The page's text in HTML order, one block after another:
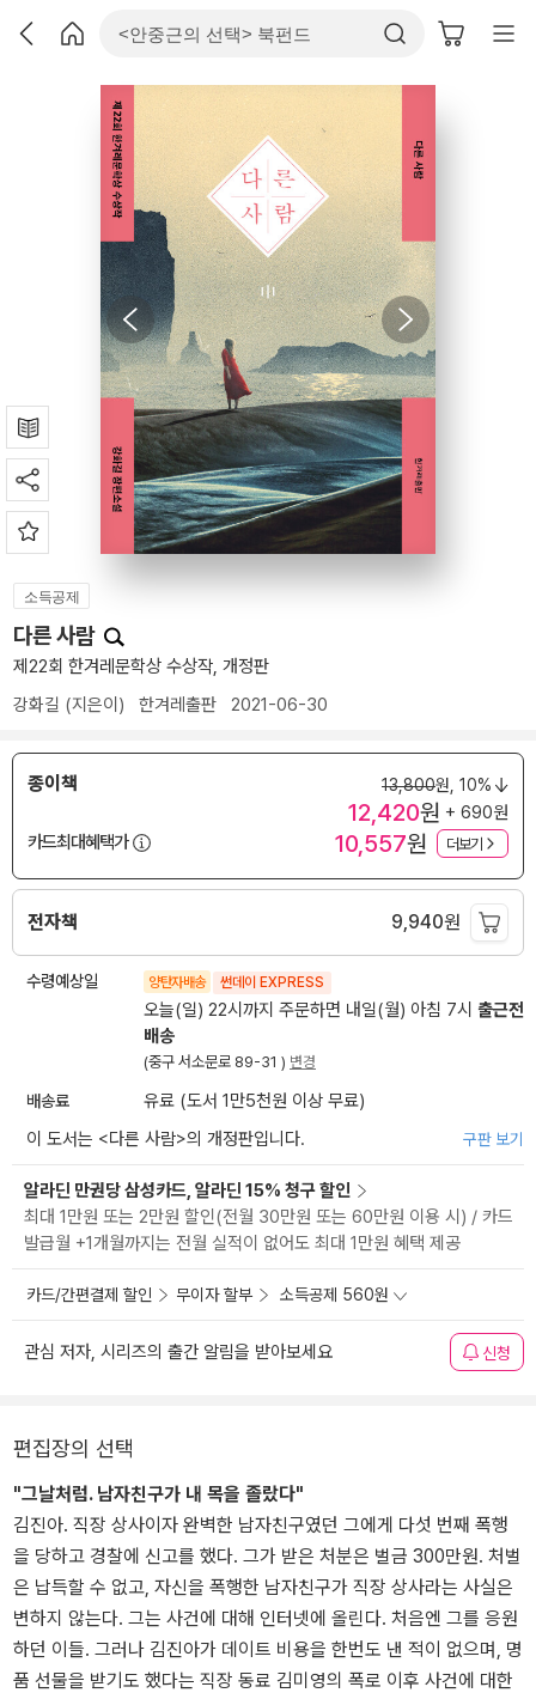
소득공제
다른 사람
제22회 한겨레문학상 수상작, 개정판
강화길 (지은이) 한겨레출판 2021-06-30
종이책 13,800원, 10%
12,420원 + 690원
카드최대혜택가
10,557원 더보기
전자책 9,940원
수령예상일 양탄자배송 썬데이 EXPRESS
오늘(일) 22시까지 주문하면 내일(월) 아침 7시 출근전
배송
(중구 서소문로 89-31 ) 변경
배송료
유료 (도서 1만5천원 이상 무료)
이 도서는 <다른 사람>의 개정판입니다. 구판 보기
알라딘 만권당 삼성카드, 알라딘 15% 청구 할인
최대 1만원 또는 2만원 할인(전월 30만원 또는 60만원 이용 시) / 카드
발급월 +1개월까지는 전월 실적이 없어도 최대 1만원 혜택 제공
카드/간편결제 할인 무이자 할부 소득공제 560원
관심 저자, 시리즈의 출간 알림을 받아보세요 신청
편집장의 선택
"그날처럼. 남자친구가 내 목을 졸랐다"
김진아. 직장 상사이자 완벽한 남자친구였던 그에게 다섯 번째 폭행
을 당하고 경찰에 신고를 했다. 그가 받은 처분은 벌금 300만원. 처벌
은 납득할 수 없고, 자신을 폭행한 남자친구가 직장 상사라는 사실은
변하지 않는다. 그는 사건에 대해 인터넷에 올린다. 처음엔 그를 응원
하던 이들. 그러나 김진아가 데이트 비용을 한번도 낸 적이 없으며, 명
품 선물을 받기도 했다는 직장 동료 김미영의 폭로 이후 사건에 대한